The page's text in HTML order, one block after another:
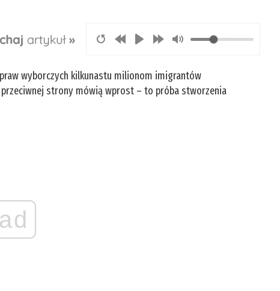
wyborczych kilkunastu milionom imigrantów
strony mówią wprost – to próba stworzenia
ad